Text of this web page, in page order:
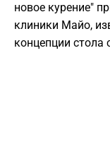
новое курение"
клиники Майо,
концепции стола